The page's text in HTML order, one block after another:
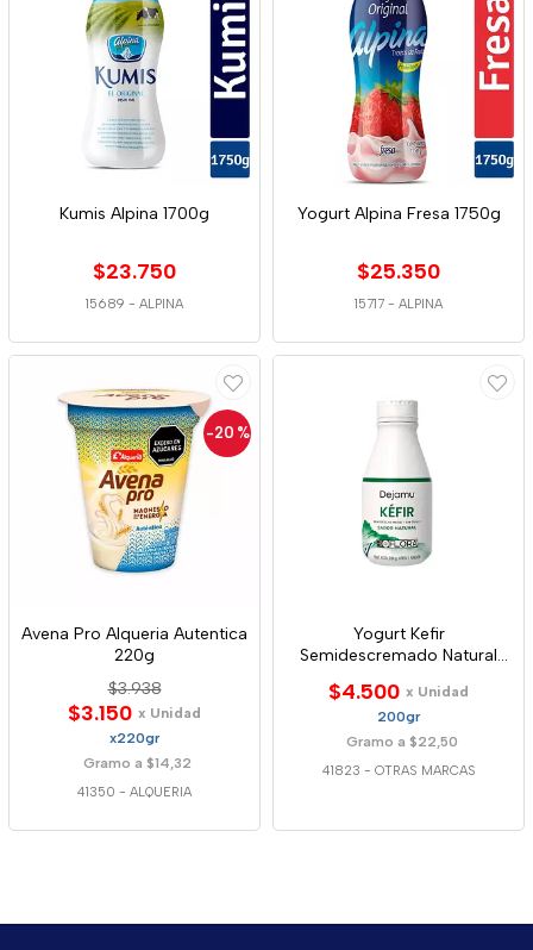
Kumis Alpina 1700g
$23.750
15689 - ALPINA
Yogurt Alpina Fresa 1750g
$25.350
15717 - ALPINA
-20 %
Avena Pro Alqueria Autentica
220g
$3.938
$3.150 x Unidad
x220gr
Gramo a $14,32
41350 - ALQUERIA
Yogurt Kefir
Semidescremado Natural
$4.500 x Unidad
200gr
Gramo a $22,50
41823 - OTRAS MARCAS